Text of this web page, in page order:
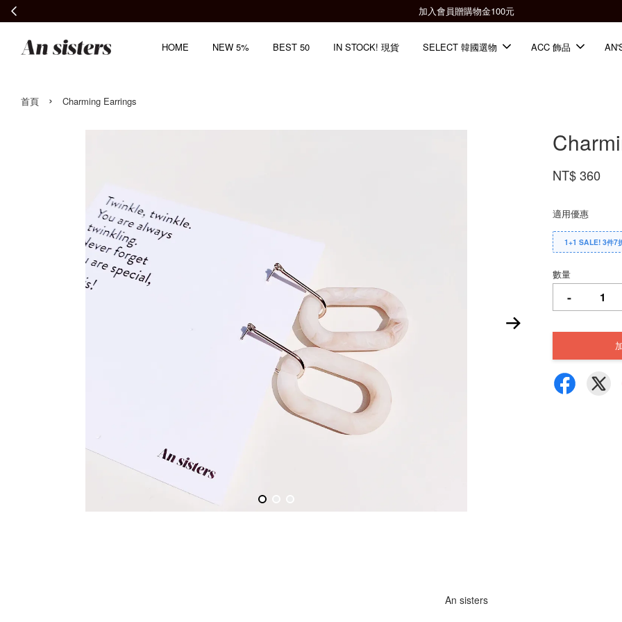
全館滿2000免運📦
HOME NEW 5% BEST 50 IN STOCK! 現貨 SELECT 韓國選物 ACC 飾品
首頁 › Charming Earrings
NT$ 360
適用優惠
1+1 SALE! 3件7
數量
-
An sisters